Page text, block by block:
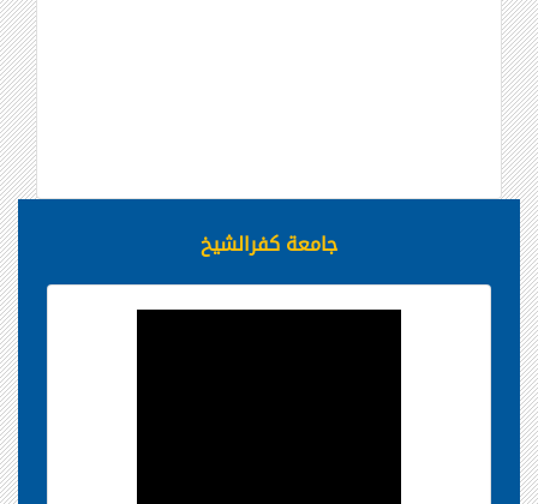
جامعة كفرالشيخ